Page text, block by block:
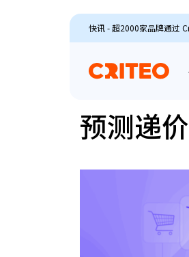
快讯 - 超2000家品牌通过
预测递价